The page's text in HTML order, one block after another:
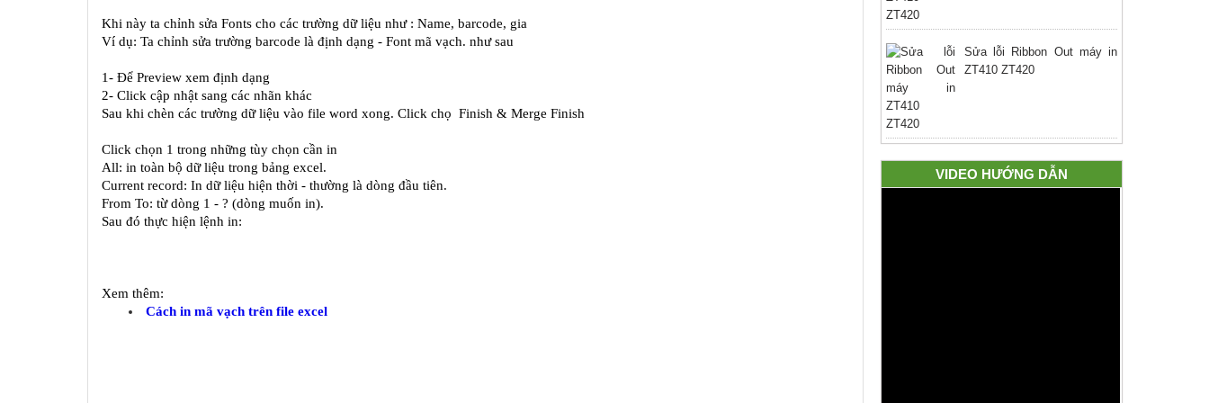
Khi này ta chỉnh sửa Fonts cho các trường dữ liệu như : Name, barcode, gia
Ví dụ: Ta chỉnh sửa trường barcode là định dạng - Font mã vạch. như sau
1- Để Preview xem định dạng
2- Click cập nhật sang các nhãn khác
Sau khi chèn các trường dữ liệu vào file word xong. Click chọ  Finish & Merge Finish
Click chọn 1 trong những tùy chọn cần in
All: in toàn bộ dữ liệu trong bảng excel.
Current record: In dữ liệu hiện thời - thường là dòng đầu tiên.
From To: từ dòng 1 - ? (dòng muốn in).
Sau đó thực hiện lệnh in:
Xem thêm:
Cách in mã vạch trên file excel
Sửa lỗi Ribbon Out máy in
ZT410 ZT420
VIDEO HƯỚNG DẪN